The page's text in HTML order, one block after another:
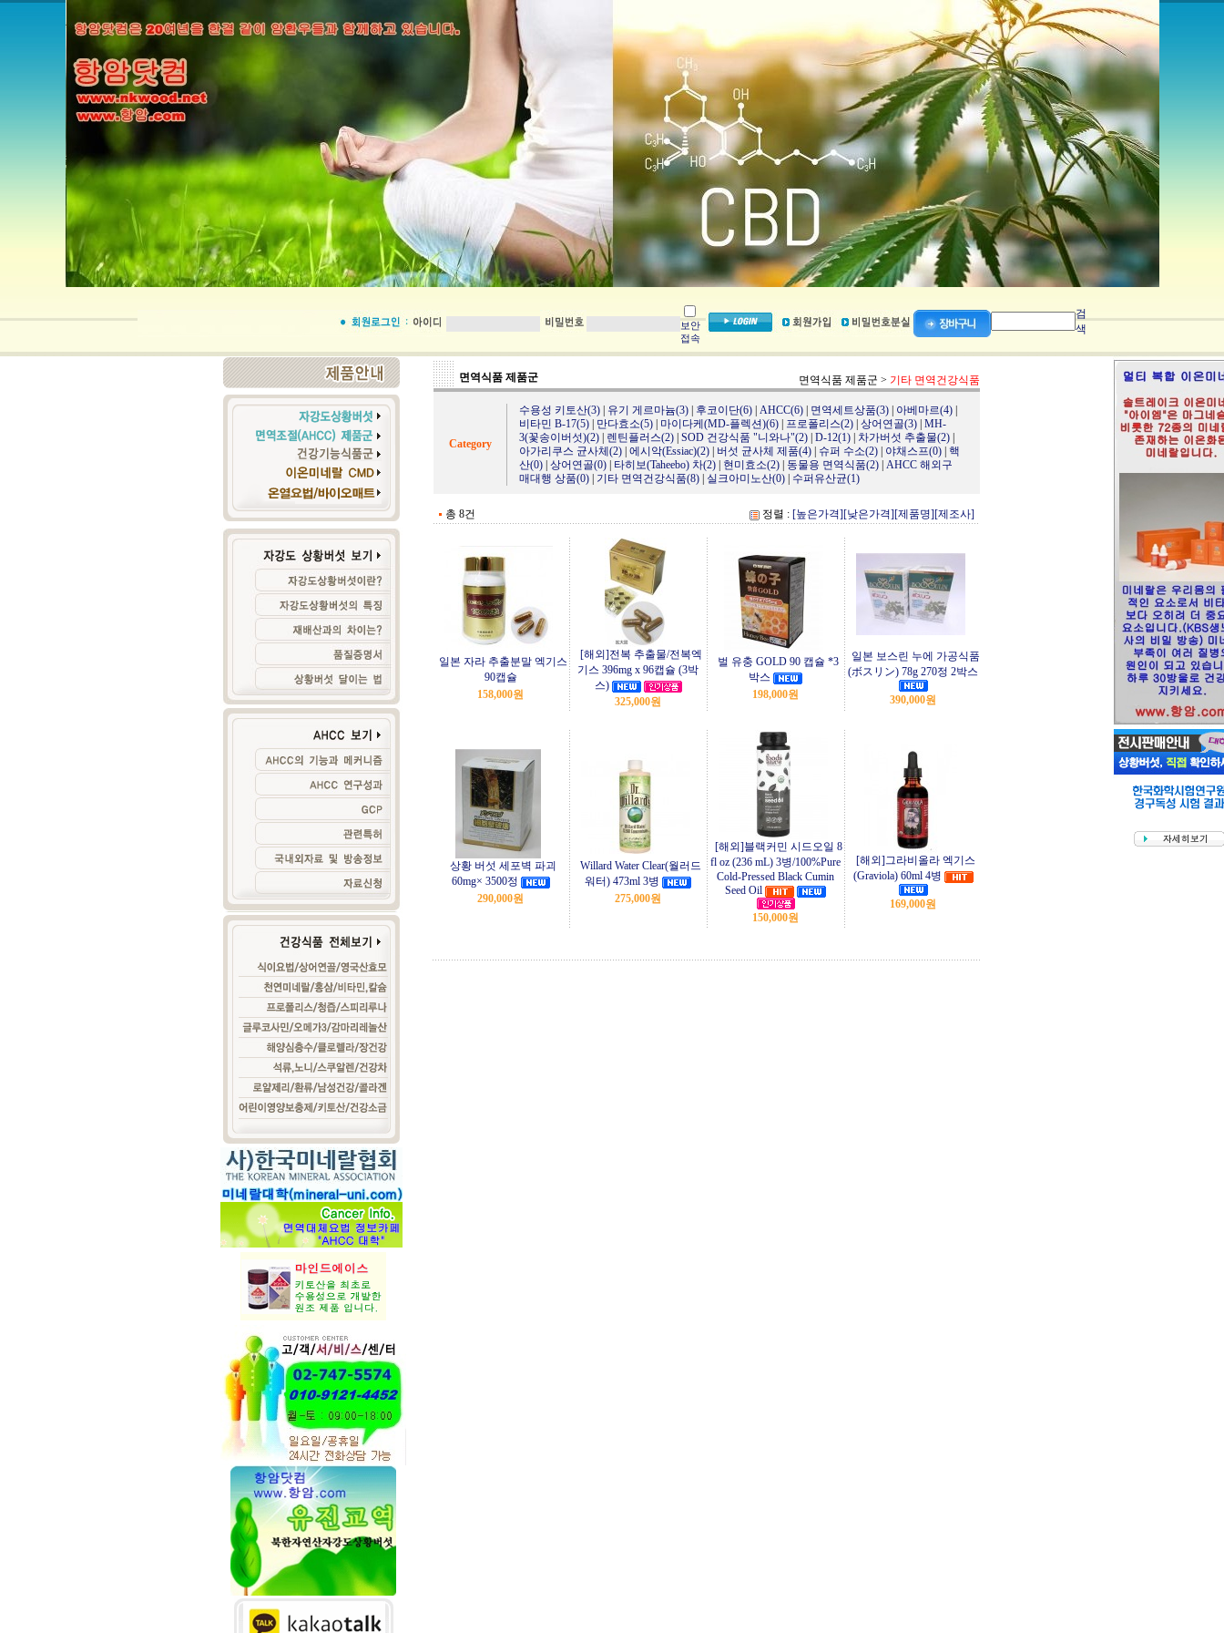
보안
접속
검
색
면역식품 제품군 면역식품 제품군 > 기타 면역건강식품
Category
수용성 키토산(3) 유기 게르마늄(3) 후코이단(6) AHCC(6) 면역세트상품(3) 아베마르(4)
비타민 B-17(5)
만다효소(5) 마이다케(MD-플렉션)(6) 프로폴리스(2) 상어연골(3) MH-
3(꽃송이버섯)(2)
렌틴플러스(2) SOD 건강식품 "니와나"(2) D-12(1) 차가버섯 추출물(2)
아가리쿠스 균사체(2) 에시악(Essiac)(2) 버섯 균사체 제품(4) 슈퍼 수소(2) 야채스프(0) 핵
산(0) 상어연골(0) 타히보(Taheebo) 차(2) 현미효소(2) 동물용 면역식품(2) AHCC 해외구
매대행 상품(0)
기타 면역건강식품(8) 실크아미노산(0) 수퍼유산균(1)
총 8건 정렬 : [높은가격][낮은가격][제품명][제조사]
일본 자라 추출분말 엑기스
90캡슐
158,000원
[해외]전복 추출물/전복엑
기스 396mg x 96캡슐 (3박
스)
325,000원
벌 유충 GOLD 90 캡슐 *3
박스
198,000원
일본 보스린 누에 가공식품
(ボスリン) 78g 270정 2박스
390,000원
상황 버섯 세포벽 파괴
60mg× 3500정
290,000원
Willard Water Clear(월러드
워터) 473ml 3병
275,000원
[해외]블랙커민 시드오일 8
fl oz (236 mL) 3병/100%Pure
Cold-Pressed Black Cumin
Seed Oil
150,000원
[해외]그라비올라 엑기스
(Graviola) 60ml 4병
169,000원